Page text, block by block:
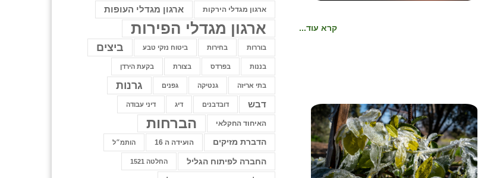
קרא עוד...
ארגון מגדלי הירקות ארגון מגדלי העופות
ארגון מגדלי הפירות
בוררות בחירות ביטוח נזקי טבע ביצים
בננות בפרדס בצורת בקעת הירדן
בתי אריזה גנטיקה גפנים גרנות
דבש דובדבנים דיג דיני עבודה
האיחוד החקלאי הברחות
הדברת מזיקים הועידה ה 16 הותמ״ל
החברה לפיתוח הגליל החלטה 1521